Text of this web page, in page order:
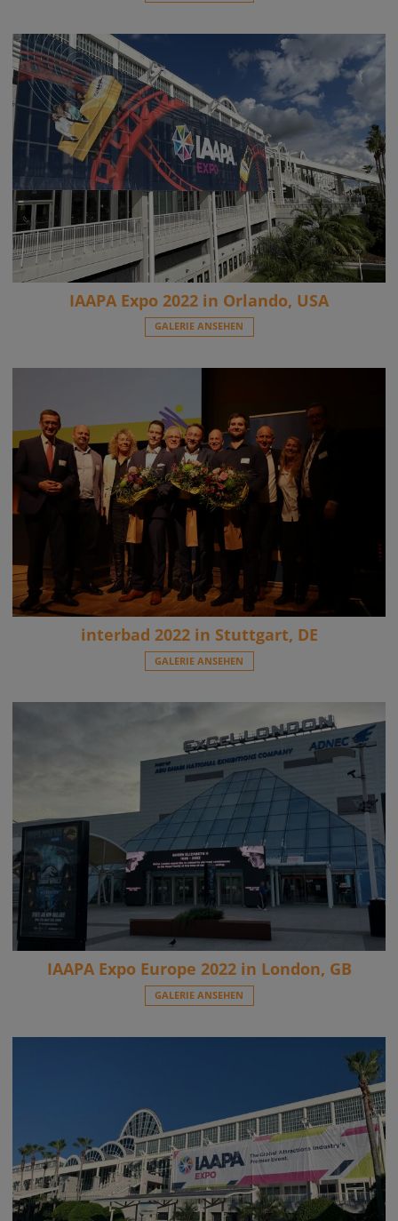
IAAPA Expo 2022 in Orlando, USA
GALERIE ANSEHEN
interbad 2022 in Stuttgart, DE
GALERIE ANSEHEN
IAAPA Expo Europe 2022 in London, GB
GALERIE ANSEHEN